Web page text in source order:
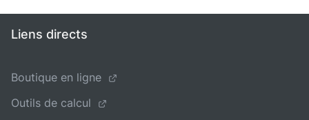
Liens directs
Boutique en ligne
Outils de calcul